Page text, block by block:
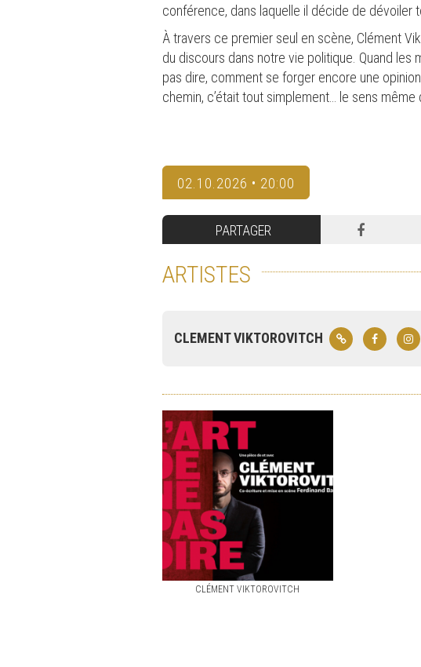
conférence, dans laquelle il décide de dévoiler
À travers ce premier seul en scène, Clément
du discours dans notre vie politique. Quand
pas dire, comment se forger encore une
chemin, c’était tout simplement… le sens
02.10.2026 • 20:00
PARTAGER
ARTISTES
CLEMENT VIKTOROVITCH
CLÉMENT VIKTOROVITCH